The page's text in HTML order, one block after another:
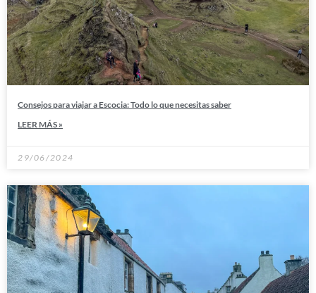
Consejos para viajar a Escocia: Todo lo que necesitas saber
LEER MÁS »
29/06/2024